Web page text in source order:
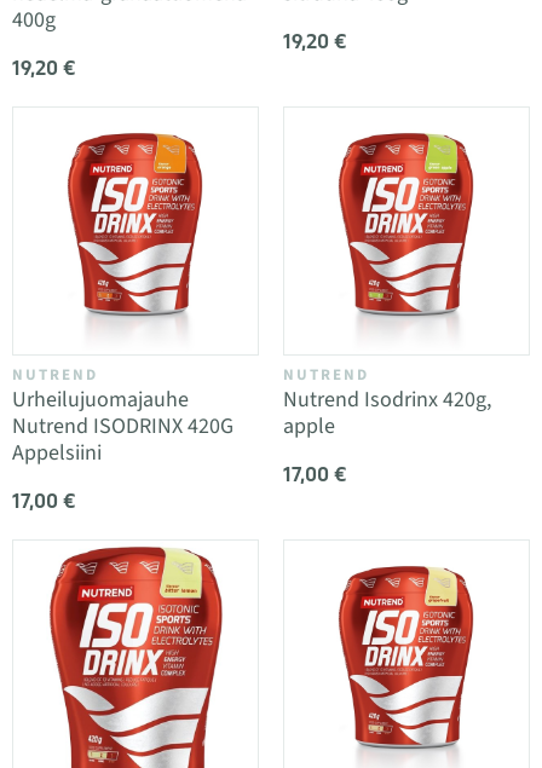
400g
19,20 €
19,20 €
NUTREND
Urheilujuomajauhe
Nutrend ISODRINX 420G
Appelsiini
17,00 €
NUTREND
Nutrend Isodrinx 420g,
apple
17,00 €